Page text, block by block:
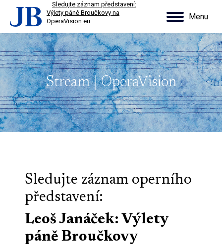
Menu
Sledujte záznam představení:
Výlety páně Broučkovy na
OperaVision.eu
Search:
Stream | OperaVision
Sledujte záznam operního
představení:
Leoš Janáček: Výlety
páně Broučkovy